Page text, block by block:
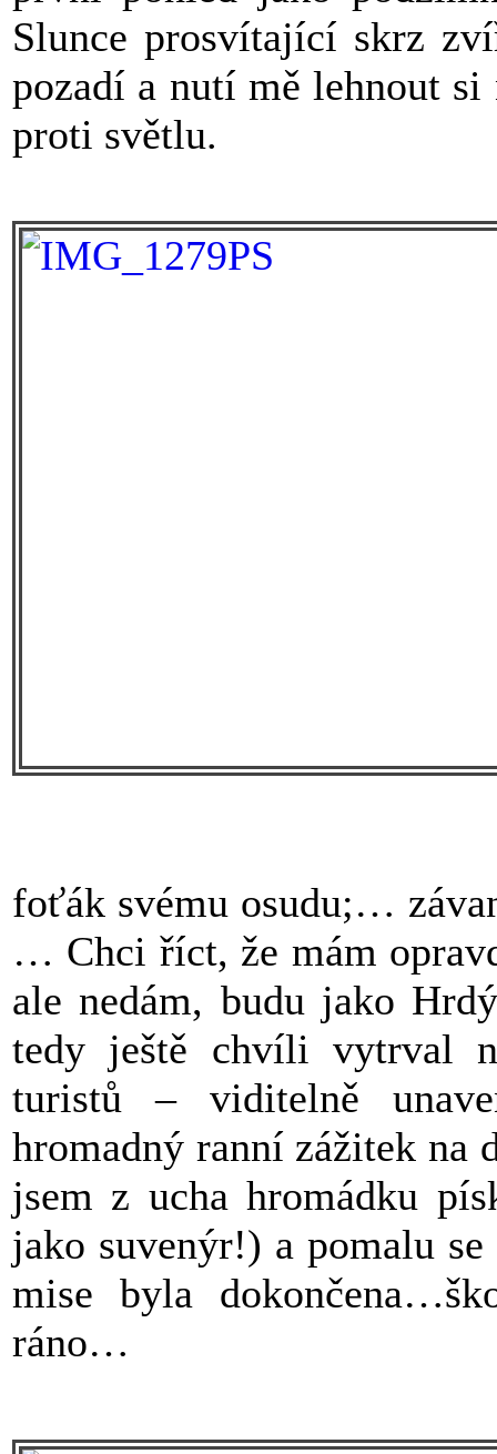
Slunce prosvítající skrz
pozadí a nutí mě lehnout
proti světlu.
foťák svému osudu;…
… Chci říct, že mám
ale nedám, budu jako
tedy ještě chvíli vytrval
turistů – viditelně
hromadný ranní zážitek na
jsem z ucha hromádku
jako suvenýr!) a pomalu
mise byla
ráno…